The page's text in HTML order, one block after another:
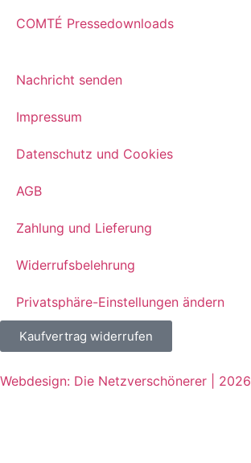
COMTÉ Pressedownloads
Nachricht senden
Impressum
Datenschutz und Cookies
AGB
Zahlung und Lieferung
Widerrufsbelehrung
Privatsphäre-Einstellungen ändern
Kaufvertrag widerrufen
Webdesign: Die Netzverschönerer | 2026